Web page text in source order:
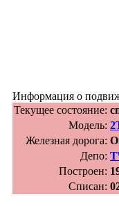
Информация о
Текущее состояние:
Модель:
Железная дорога:
Депо:
Построен:
Списан: